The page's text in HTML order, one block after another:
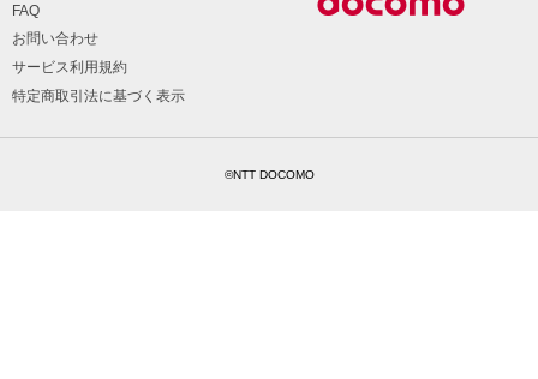
FAQ
お問い合わせ
サービス利用規約
特定商取引法に基づく表示
©NTT DOCOMO